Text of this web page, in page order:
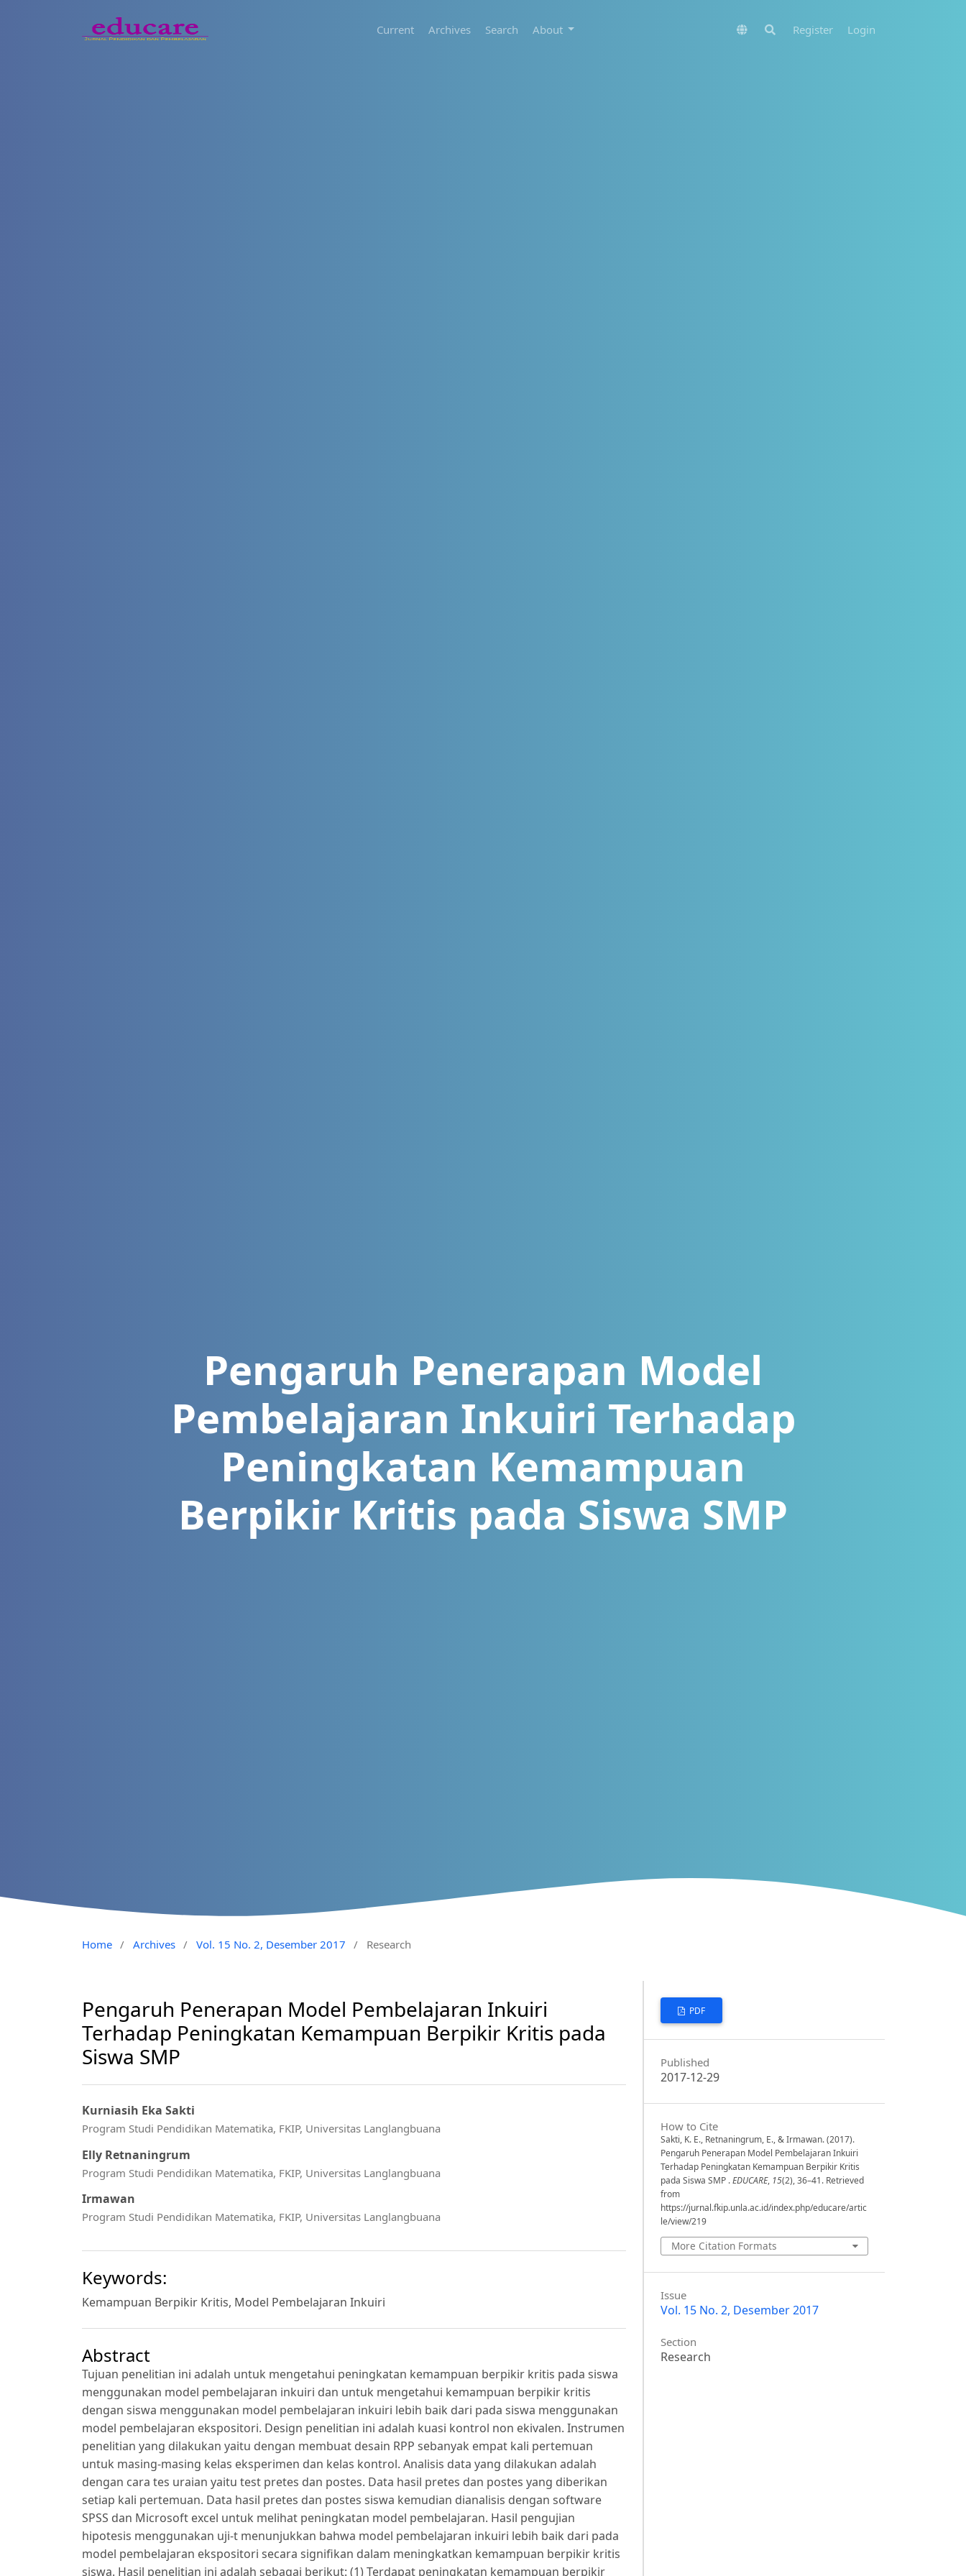
Current Archives Search About Register Login
Pengaruh Penerapan Model
Pembelajaran Inkuiri Terhadap
Peningkatan Kemampuan
Berpikir Kritis pada Siswa SMP
Home / Archives / Vol. 15 No. 2, Desember 2017 / Research
Pengaruh Penerapan Model Pembelajaran Inkuiri
Terhadap Peningkatan Kemampuan Berpikir Kritis pada
Siswa SMP
Kurniasih Eka Sakti
Program Studi Pendidikan Matematika, FKIP, Universitas Langlangbuana
Elly Retnaningrum
Program Studi Pendidikan Matematika, FKIP, Universitas Langlangbuana
Irmawan
Program Studi Pendidikan Matematika, FKIP, Universitas Langlangbuana
Keywords:
Kemampuan Berpikir Kritis, Model Pembelajaran Inkuiri
Abstract
Tujuan penelitian ini adalah untuk mengetahui peningkatan kemampuan berpikir kritis pada siswa
menggunakan model pembelajaran inkuiri dan untuk mengetahui kemampuan berpikir kritis
dengan siswa menggunakan model pembelajaran inkuiri lebih baik dari pada siswa menggunakan
model pembelajaran ekspositori. Design penelitian ini adalah kuasi kontrol non ekivalen. Instrumen
penelitian yang dilakukan yaitu dengan membuat desain RPP sebanyak empat kali pertemuan
untuk masing-masing kelas eksperimen dan kelas kontrol. Analisis data yang dilakukan adalah
dengan cara tes uraian yaitu test pretes dan postes. Data hasil pretes dan postes yang diberikan
setiap kali pertemuan. Data hasil pretes dan postes siswa kemudian dianalisis dengan software
SPSS dan Microsoft excel untuk melihat peningkatan model pembelajaran. Hasil pengujian
hipotesis menggunakan uji-t menunjukkan bahwa model pembelajaran inkuiri lebih baik dari pada
model pembelajaran ekspositori secara signifikan dalam meningkatkan kemampuan berpikir kritis
siswa. Hasil penelitian ini adalah sebagai berikut: (1) Terdapat peningkatan kemampuan berpikir
PDF
Published
2017-12-29
How to Cite
Sakti, K. E., Retnaningrum, E., & Irmawan. (2017).
Pengaruh Penerapan Model Pembelajaran Inkuiri
Terhadap Peningkatan Kemampuan Berpikir Kritis
pada Siswa SMP .EDUCARE, 15(2), 36–41. Retrieved
from
https://jurnal.fkip.unla.ac.id/index.php/educare/artic
le/view/219
More Citation Formats
Issue
Vol. 15 No. 2, Desember 2017
Section
Research